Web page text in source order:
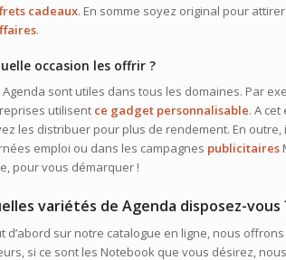
cadeaux. En somme soyez original pour
.
occasion les offrir ?
Agenda sont utiles dans tous les domaines. Par
utilisent ce gadget personnalisable. A
les distribuer pour plus de rendement. En
emploi ou dans les campagnes publicitaires
pour vous démarquer !
variétés de Agenda disposez-vous
d’abord sur notre catalogue en ligne, nous
si ce sont les Notebook que vous désirez,